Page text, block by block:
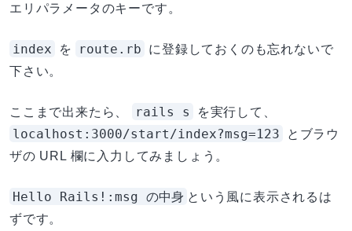
エリパラメータのキーです。
index を route.rb
に登録しておくのも忘れないで
下さい。
ここまで出来たら、 rails s を実行して、
localhost:3000/start/index?msg=123
とブラウ
ザの URL 欄に入力してみましょう。
Hello Rails!:msg の中身 という風に表示されるは
ずです。